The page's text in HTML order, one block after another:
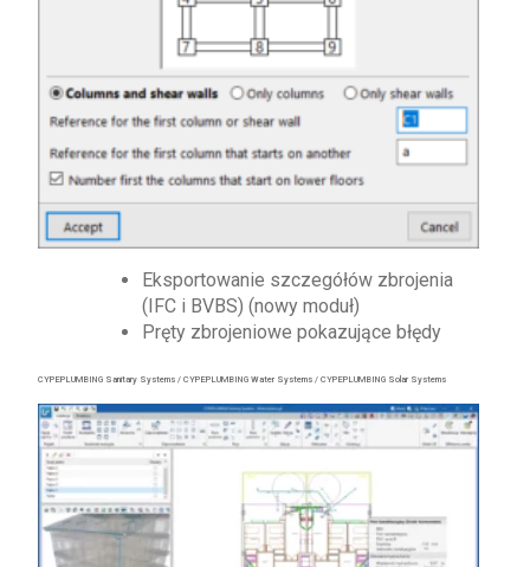
Eksportowanie szczegółów zbrojenia
(IFC i BVBS) (nowy moduł)
Pręty zbrojeniowe pokazujące błędy
CYPEPLUMBING Sanitary Systems / CYPEPLUMBING Water Systems / CYPEPLUMBING Solar Systems